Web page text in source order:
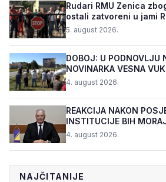
Rudari RMU Zenica
ostali zatvoreni u jami
5. august 2026.
DOBOJ: U PODNOVLJU
NOVINARKA VESNA
4. august 2026.
REAKCIJA NAKON
INSTITUCIJE BIH
4. august 2026.
NAJČITANIJE